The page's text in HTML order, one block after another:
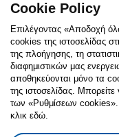
Follow us:
FacebookInstagram
TikTok
Πολιτική Cookies
Cookie Policy
Επιλέγοντας «Αποδοχή
cookies της ιστοσελίδας
της πλοήγησης, τη
διαφημιστικών μας
αποθηκεύονται μόνο τα
της ιστοσελίδας. Μπορείτε
των «Ρυθμίσεων cookies».
κλικ εδώ.